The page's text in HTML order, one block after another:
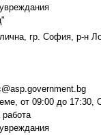
гр. София, р-н
от 09:00 до